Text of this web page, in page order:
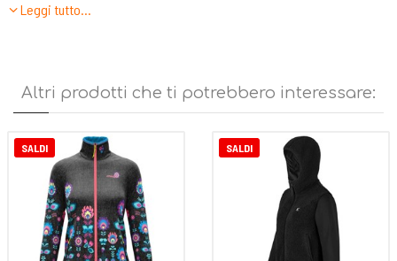
Caratteristiche tecniche:
•Loghi rifrangenti
Leggi tutto…
Altri prodotti che ti potrebbero interessare:
SALDI SALDI